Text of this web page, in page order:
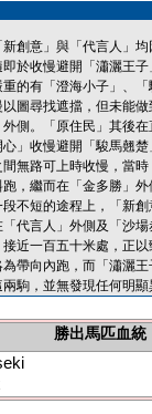
創意」與「代言人」
於收慢避開「瀟灑王
的有「澄海小子」、
圖尋找遮擋，但未能
側。「原住民」其後
」收慢避開「駿馬翹
無路可上時收慢，當
，繼而在「金多勝」
不短的途程上，「新
代言人」外側及「沙
近一百五十米處，正
帶向內跑，而「瀟灑
駒，並無發現任何明
勝出馬匹血統